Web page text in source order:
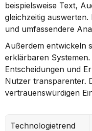
beispielsweise Text,
gleichzeitig
und umfassendere
Außerdem entwickeln
erklärbaren Systemen.
Entscheidungen und
Nutzer transparenter.
vertrauenswürdigen
Technologietrend